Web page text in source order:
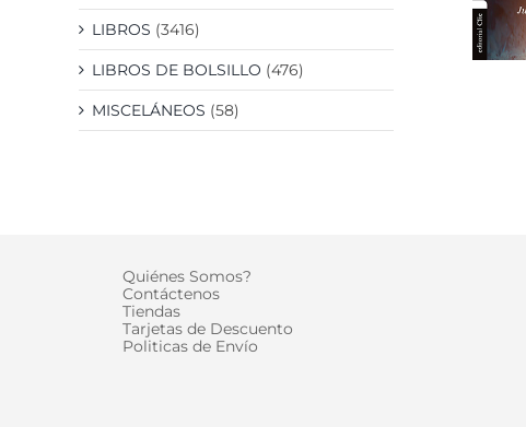
LIBROS (3416)
LIBROS DE BOLSILLO (476)
MISCELÁNEOS (58)
Quiénes Somos?
Contáctenos
Tiendas
Tarjetas de Descuento
Politicas de Envío